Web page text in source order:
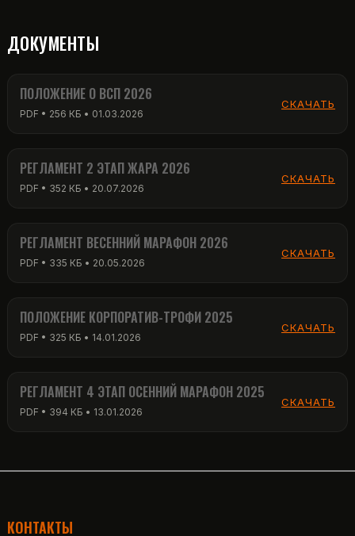
ДОКУМЕНТЫ
ПОЛОЖЕНИЕ О ВСП 2026
PDF • 256 КБ • 01.03.2026
СКАЧАТЬ
РЕГЛАМЕНТ 2 ЭТАП ЖАРА 2026
PDF • 352 КБ • 20.07.2026
СКАЧАТЬ
РЕГЛАМЕНТ ВЕСЕННИЙ МАРАФОН 2026
PDF • 335 КБ • 20.05.2026
СКАЧАТЬ
ПОЛОЖЕНИЕ КОРПОРАТИВ-ТРОФИ 2025
PDF • 325 КБ • 14.01.2026
СКАЧАТЬ
РЕГЛАМЕНТ 4 ЭТАП ОСЕННИЙ МАРАФОН 2025
PDF • 394 КБ • 13.01.2026
СКАЧАТЬ
КОНТАКТЫ